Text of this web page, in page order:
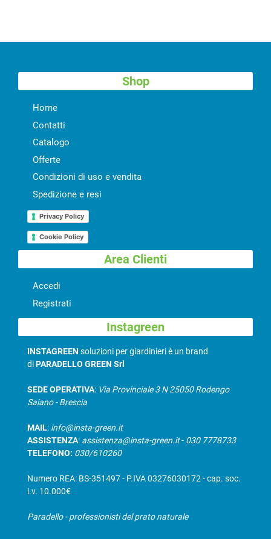
Shop
Home
Contatti
Catalogo
Offerte
Condizioni di uso e vendita
Spedizione e resi
Privacy Policy
Cookie Policy
Area Clienti
Accedi
Registrati
Instagreen
INSTAGREEN soluzioni per giardinieri è un brand
diPARADELLO GREEN Srl
SEDE OPERATIVA: Via Provinciale 3 N 25050 Rodengo
Saiano - Brescia
MAIL: info@insta-green.it
ASSISTENZA: assistenza@insta-green.it- 030 7778733
TELEFONO: 030/610260
Numero REA: BS-351497 - P.IVA 03276030172 - cap. soc.
i.v. 10.000€
Paradello - professionisti del prato naturale